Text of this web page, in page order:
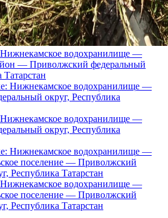
водохранилище —
— Приволжский федеральный
Татарстан
водохранилище —
округ, Республика
водохранилище —
поселение — Приволжский
Республика Татарстан